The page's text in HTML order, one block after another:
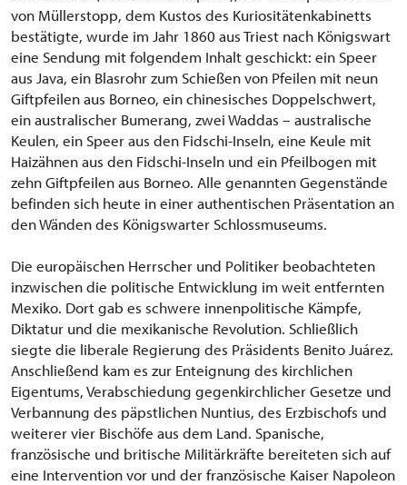
von Müllerstopp, dem Kustos des Kuriositätenkabinetts
bestätigte, wurde im Jahr 1860 aus Triest nach Königswart
eine Sendung mit folgendem Inhalt geschickt: ein Speer
aus Java, ein Blasrohr zum Schießen von Pfeilen mit neun
Giftpfeilen aus Borneo, ein chinesisches Doppelschwert,
ein australischer Bumerang, zwei Waddas – australische
Keulen, ein Speer aus den Fidschi-Inseln, eine Keule mit
Haizähnen aus den Fidschi-Inseln und ein Pfeilbogen mit
zehn Giftpfeilen aus Borneo. Alle genannten Gegenstände
befinden sich heute in einer authentischen Präsentation an
den Wänden des Königswarter Schlossmuseums.
Die europäischen Herrscher und Politiker beobachteten
inzwischen die politische Entwicklung im weit entfernten
Mexiko. Dort gab es schwere innenpolitische Kämpfe,
Diktatur und die mexikanische Revolution. Schließlich
siegte die liberale Regierung des Präsidents Benito Juárez.
Anschließend kam es zur Enteignung des kirchlichen
Eigentums, Verabschiedung gegenkirchlicher Gesetze und
Verbannung des päpstlichen Nuntius, des Erzbischofs und
weiterer vier Bischöfe aus dem Land. Spanische,
französische und britische Militärkräfte bereiteten sich auf
eine Intervention vor und der französische Kaiser Napoleon